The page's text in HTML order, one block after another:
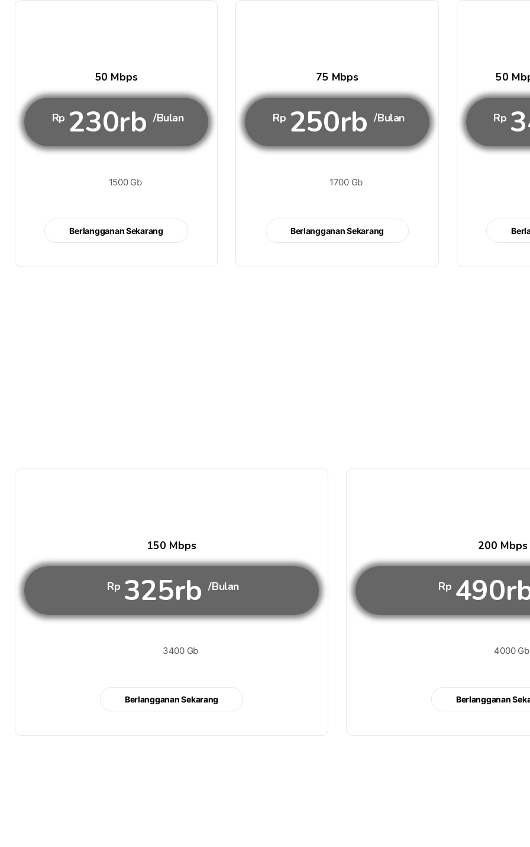
50 Mbps
Rp 230rb /Bulan
1500 Gb
Berlangganan Sekarang
75 Mbps
Rp 250rb /Bulan
1700 Gb
Berlangganan Sekarang
50
Rp
150 Mbps
Rp 325rb /Bulan
3400 Gb
Berlangganan Sekarang
200 Mbps
Rp
4000 Gb
Berlangganan